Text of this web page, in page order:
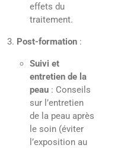
effets du
traitement.
Post-formation:
Suivi et
entretien de la
peau : Conseils
sur l’entretien
de la peau après
le soin (éviter
l’exposition au